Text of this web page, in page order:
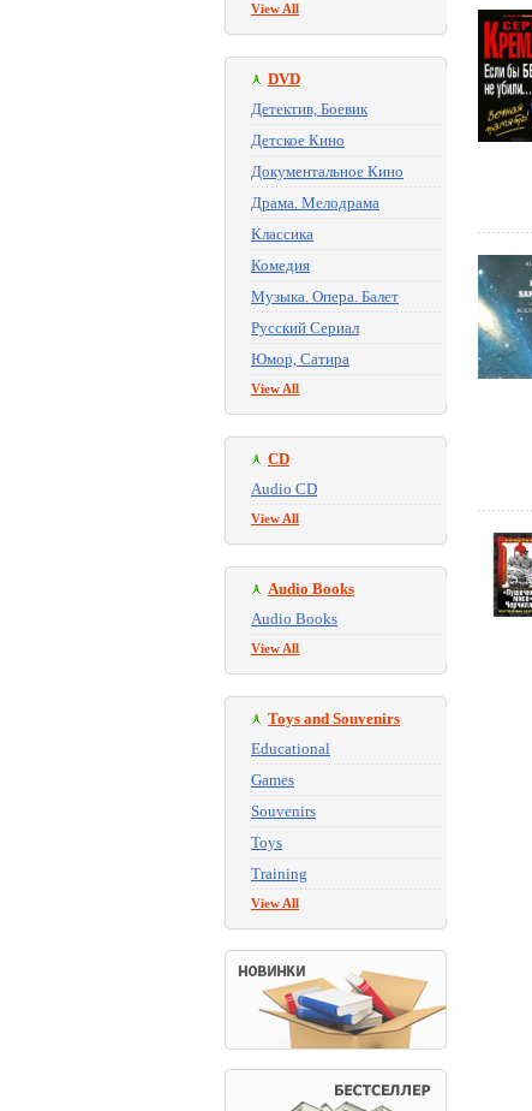
View All
DVD
Детектив, Боевик
Детское Кино
Документальное Кино
Драма. Мелодрама
Классика
Комедия
Музыка. Опера. Балет
Русский Сериал
Юмор, Сатира
View All
CD
Audio CD
View All
Audio Books
Audio Books
View All
Toys and Souvenirs
Educational
Games
Souvenirs
Toys
Training
View All